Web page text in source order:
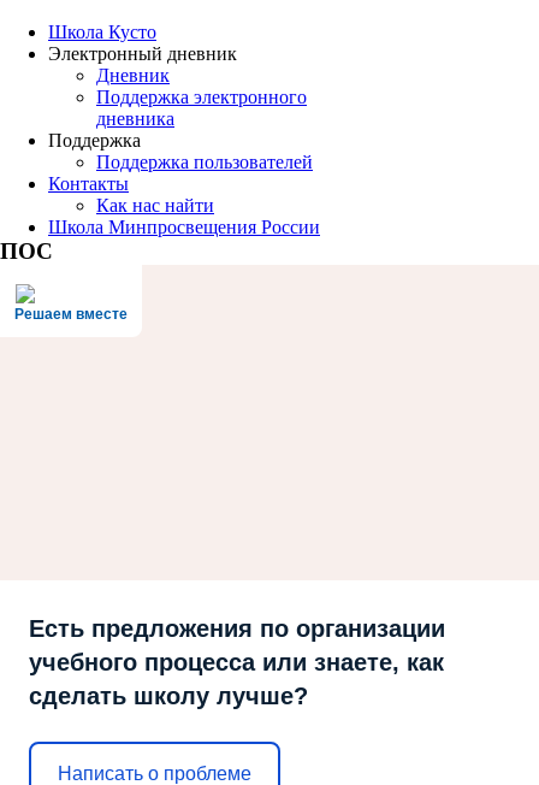
Школа Кусто
Электронный дневник
Дневник
Поддержка электронного
дневника
Поддержка
Поддержка пользователей
Контакты
Как нас найти
Школа Минпросвещения России
ПОС
Решаем вместе
Есть предложения по организации
учебного процесса или знаете, как
сделать школу лучше?
Написать о проблеме